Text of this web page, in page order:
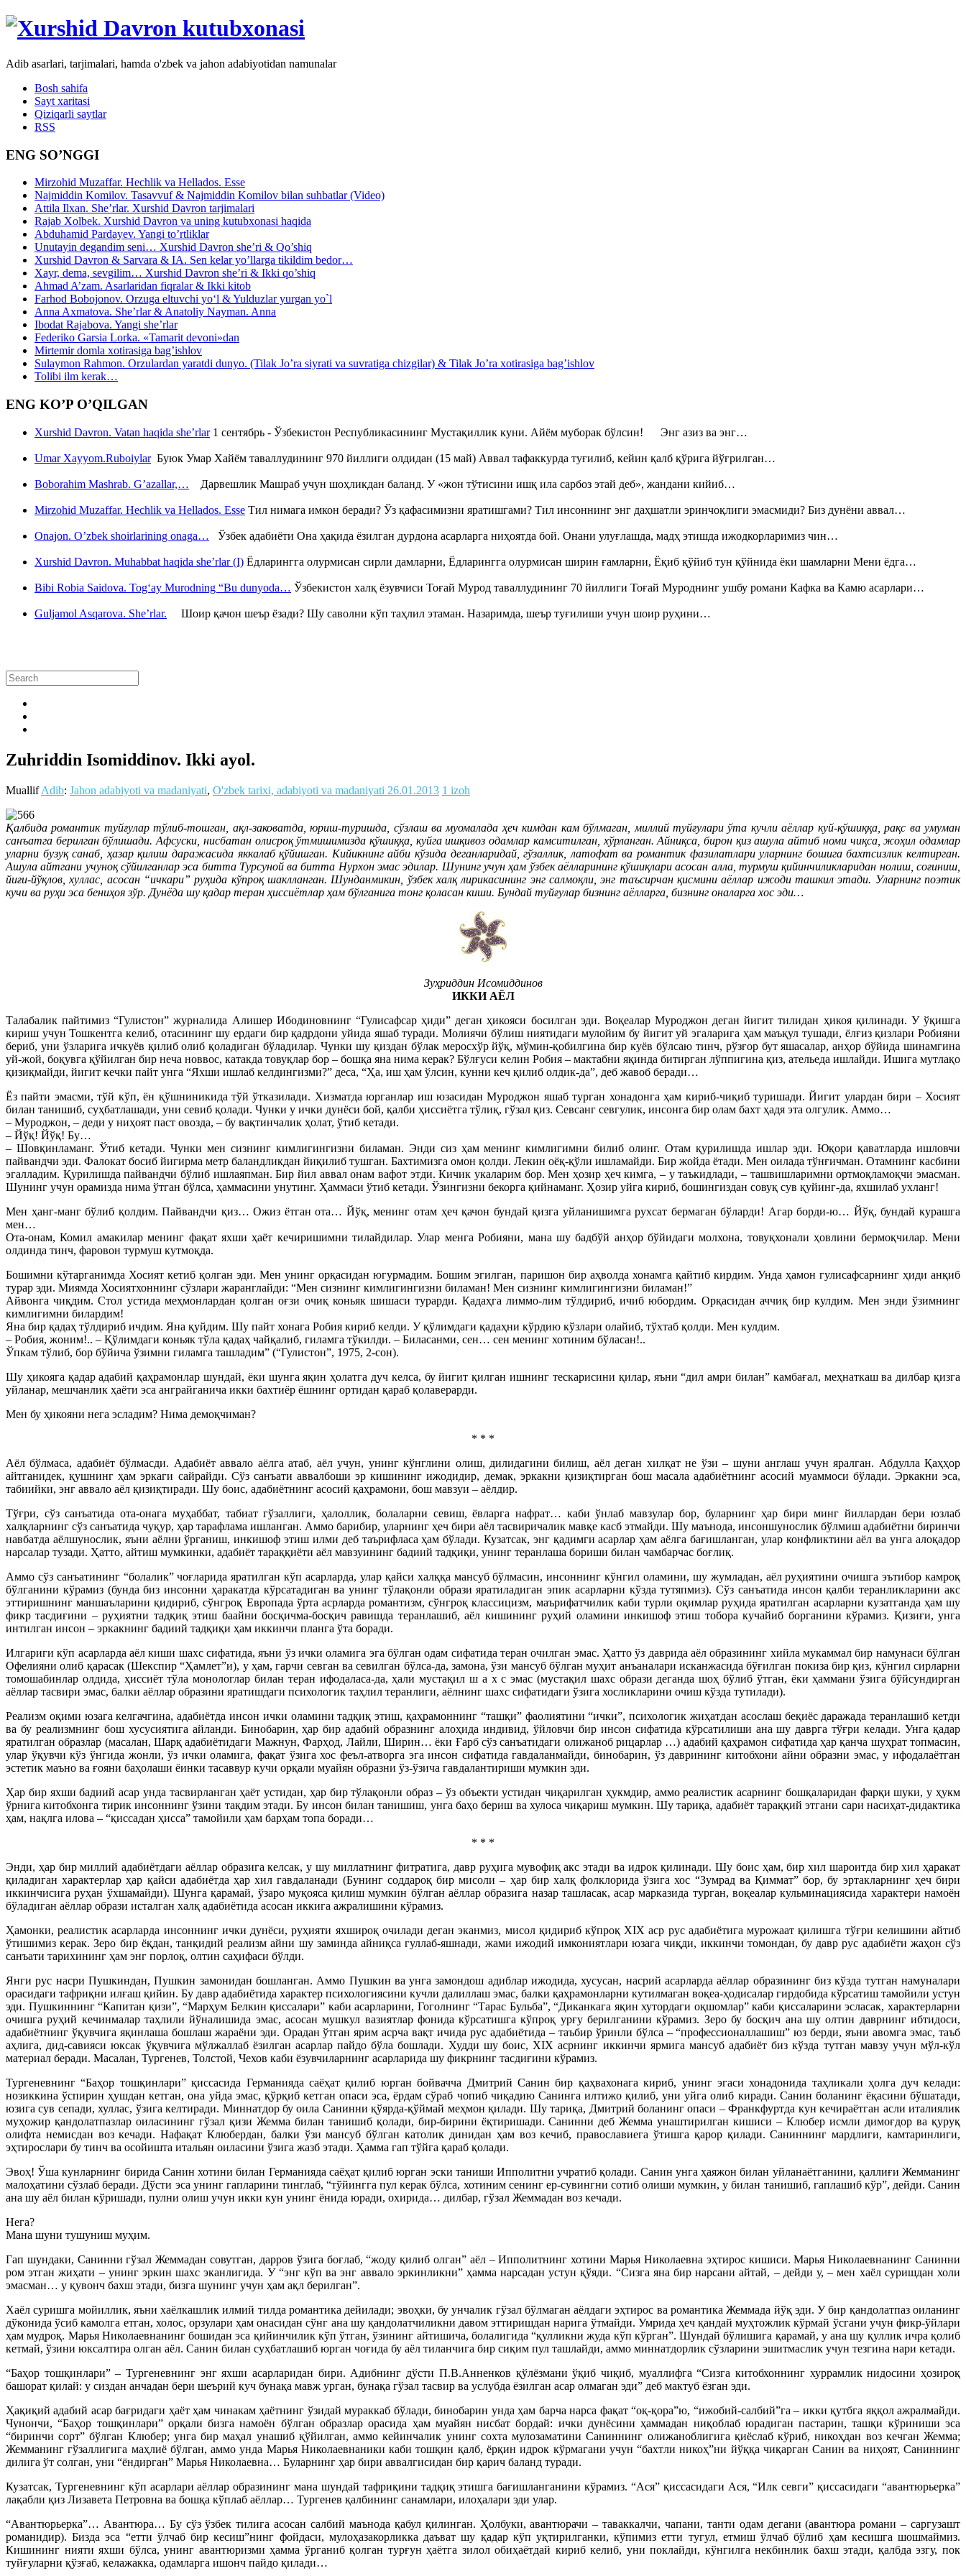
Adib asarlari, tarjimalari, hamda o'zbek va jahon adabiyotidan namunalar
Bosh sahifa
Sayt xaritasi
Qiziqarli saytlar
RSS
ENG SO’NGGI
Mirzohid Muzaffar. Hechlik va Hellados. Esse
Najmiddin Komilov. Tasavvuf & Najmiddin Komilov bilan suhbatlar (Video)
Attila Ilxan. She’rlar. Xurshid Davron tarjimalari
Rajab Xolbek. Xurshid Davron va uning kutubxonasi haqida
Abduhamid Pardayev. Yangi to’rtliklar
Unutayin degandim seni… Xurshid Davron she’ri & Qo’shiq
Xurshid Davron & Sarvara & IA. Sen kelar yo’llarga tikildim bedor…
Xayr, dema, sevgilim… Xurshid Davron she’ri & Ikki qo’shiq
Ahmad A’zam. Asarlaridan fiqralar & Ikki kitob
Farhod Bobojonov. Orzuga eltuvchi yo‘l & Yulduzlar yurgan yo`l
Anna Axmatova. She’rlar & Anatoliy Nayman. Anna
Ibodat Rajabova. Yangi she’rlar
Federiko Garsia Lorka. «Tamarit devoni»dan
Mirtemir domla xotirasiga bag’ishlov
Sulaymon Rahmon. Orzulardan yaratdi dunyo. (Tilak Jo’ra siyrati va suvratiga chizgilar) & Tilak Jo’ra xotirasiga bag’ishlov
Tolibi ilm kerak…
ENG KO’P O’QILGAN
Xurshid Davron. Vatan haqida she’rlar1 сентябрь - Ўзбекистон Республикасининг Мустақиллик куни. Айём муборак бўлсин! Энг азиз ва энг…
Umar Xayyom.RuboiylarБуюк Умар Хайём таваллудининг 970 йиллиги олдидан (15 май) Аввал тафаккурда туғилиб, кейин қалб қўрига йўғрилган…
Boborahim Mashrab. G’azallar,… Дарвешлик Машраб учун шоҳликдан баланд. У «жон тўтисини ишқ ила сарбоз этай деб», жандани кийиб…
Mirzohid Muzaffar. Hechlik va Hellados. Esse Тил нимага имкон беради? Ўз қафасимизни яратишгами? Тил инсоннинг энг даҳшатли эринчоқлиги эмасмиди? Биз дунёни аввал…
Onajon. O’zbek shoirlarining onaga… Ўзбек адабиёти Она ҳақида ёзилган дурдона асарларга ниҳоятда бой. Онани улуғлашда, мадҳ этишда ижодкорларимиз чин…
Xurshid Davron. Muhabbat haqida she’rlar (I) Ёдларингга олурмисан сирли дамларни, Ёдларингга олурмисан ширин ғамларни, Ёқиб қўйиб тун қўйнида ёки шамларни Мени ёдга…
Bibi Robia Saidova. Tog‘ay Murodning “Bu dunyoda… Ўзбекистон халқ ёзувчиси Тоғай Мурод таваллудининг 70 йиллиги Тоғай Муроднинг ушбу романи Кафка ва Камю асарлари…
Guljamol Asqarova. She’rlar. Шоир қачон шеър ёзади? Шу саволни кўп таҳлил этаман. Назаримда, шеър туғилиши учун шоир руҳини…
Zuhriddin Isomiddinov. Ikki ayol.
MuallifAdib: Jahon adabiyoti va madaniyati, O'zbek tarixi, adabiyoti va madaniyati 26.01.2013 1 izoh
Қалбида романтик туйғулар тўлиб-тошган, ақл-заковатда, юриш-туришда, сўзлаш ва муомалада ҳеч кимдан кам бўлмаган, миллий туйғулари ўта кучли аёллар куй-қўшиққа, рақс ва умуман
санъатга берилган бўлишади. Афсуски, нисбатан олисроқ ўтмишимизда қўшиққа, куйга ишқивоз одамлар камситилган, хўрланган. Айниқса, бирон қиз ашула айтиб номи чиқса, жоҳил одамлар
уларни бузуқ санаб, ҳазар қилиш даражасида яккалаб қўйишган. Кийикнинг айби кўзида деганларидай, гўзаллик, латофат ва романтик фазилатлари уларнинг бошига бахтсизлик келтирган.
Ашула айтгани учуноқ сўйилганлар эса битта Турсуной ва битта Нурхон эмас эдилар. Шунинг учун ҳам ўзбек аёлларининг қўшиқлари асосан алла, турмуш қийинчиликларидан нолиш, соғиниш,
йиғи-йўқлов, хуллас, асосан “ичкари” руҳида кўпроқ шаклланган. Шунданмикин, ўзбек халқ лирикасининг энг салмоқли, энг таъсирчан қисмини аёллар ижоди ташкил этади. Уларнинг поэтик
кучи ва руҳи эса бениҳоя зўр. Дунёда шу қадар теран ҳиссиётлар ҳам бўлганига тонг қоласан киши. Бундай туйғулар бизнинг аёлларга, бизнинг оналарга хос эди…
Зуҳриддин Исомиддинов
ИККИ АЁЛ
Талабалик пайтимиз “Гулистон” журналида Алишер Ибодиновнинг “Гулисафсар ҳиди” деган ҳикояси босилган эди. Воқеалар Муроджон деган йигит тилидан ҳикоя қилинади. У ўқишга
кириш учун Тошкентга келиб, отасининг шу ердаги бир қадрдони уйида яшаб туради. Молиячи бўлиш ниятидаги мулойим бу йигит уй эгаларига ҳам маъқул тушади, ёлғиз қизлари Робияни
бериб, уни ўзларига ичкуёв қилиб олиб қоладиган бўладилар. Чунки шу қиздан бўлак меросхўр йўқ, мўмин-қобилгина бир куёв бўлсаю тинч, рўзғор бут яшасалар, анҳор бўйида шинамгина
уй-жой, боқувга қўйилган бир неча новвос, катакда товуқлар бор – бошқа яна нима керак? Бўлғуси келин Робия – мактабни яқинда битирган лўппигина қиз, ательеда ишлайди. Ишига мутлақо
қизиқмайди, йигит кечки пайт унга “Яхши ишлаб келдингизми?” деса, “Ҳа, иш ҳам ўлсин, кунни кеч қилиб олдик-да”, деб жавоб беради…
Ёз пайти эмасми, тўй кўп, ён қўшниникида тўй ўтказилади. Хизматда юрганлар иш юзасидан Муроджон яшаб турган хонадонга ҳам кириб-чиқиб туришади. Йигит улардан бири – Хосият
билан танишиб, суҳбатлашади, уни севиб қолади. Чунки у ички дунёси бой, қалби ҳиссиётга тўлиқ, гўзал қиз. Севсанг севгулик, инсонга бир олам бахт ҳадя эта олгулик. Аммо…
– Муроджон, – деди у ниҳоят паст овозда, – бу вақтинчалик ҳолат, ўтиб кетади.
– Йўқ! Йўқ! Бу…
– Шовқинламанг. Ўтиб кетади. Чунки мен сизнинг кимлигингизни биламан. Энди сиз ҳам менинг кимлигимни билиб олинг. Отам қурилишда ишлар эди. Юқори қаватларда ишловчи
пайвандчи эди. Фалокат босиб йигирма метр баландликдан йиқилиб тушган. Бахтимизга омон қолди. Лекин оёқ-қўли ишламайди. Бир жойда ётади. Мен оилада тўнғичман. Отамнинг касбини
эгалладим. Қурилишда пайвандчи бўлиб ишлаяпман. Бир йил аввал онам вафот этди. Кичик укаларим бор. Мен ҳозир ҳеч кимга, – у таъкидлади, – ташвишларимни ортмоқламоқчи эмасман.
Шунинг учун орамизда нима ўтган бўлса, ҳаммасини унутинг. Ҳаммаси ўтиб кетади. Ўзингизни бекорга қийнаманг. Ҳозир уйга кириб, бошингиздан совуқ сув қуйинг-да, яхшилаб ухланг!
Мен ҳанг-манг бўлиб қолдим. Пайвандчи қиз… Ожиз ётган ота… Йўқ, менинг отам ҳеч қачон бундай қизга уйланишимга рухсат бермаган бўларди! Агар борди-ю… Йўқ, бундай курашга
мен…
Ота-онам, Комил амакилар менинг фақат яхши ҳаёт кечиришимни тилайдилар. Улар менга Робияни, мана шу бадбўй анҳор бўйидаги молхона, товуқхонали ҳовлини бермоқчилар. Мени
олдинда тинч, фаровон турмуш кутмоқда.
Бошимни кўтарганимда Хосият кетиб қолган эди. Мен унинг орқасидан югурмадим. Бошим эгилган, паришон бир аҳволда хонамга қайтиб кирдим. Унда ҳамон гулисафсарнинг ҳиди анқиб
турар эди. Миямда Хосиятхоннинг сўзлари жаранглайди: “Мен сизнинг кимлигингизни биламан! Мен сизнинг кимлигингизни биламан!”
Айвонга чиқдим. Стол устида меҳмонлардан қолган оғзи очиқ коньяк шишаси турарди. Қадаҳга лиммо-лим тўлдириб, ичиб юбордим. Орқасидан аччиқ бир кулдим. Мен энди ўзимнинг
кимлигимни билардим!
Яна бир қадаҳ тўлдириб ичдим. Яна қуйдим. Шу пайт хонага Робия кириб келди. У қўлимдаги қадаҳни кўрдию кўзлари олайиб, тўхтаб қолди. Мен кулдим.
– Робия, жоним!.. – Қўлимдаги коньяк тўла қадаҳ чайқалиб, гиламга тўкилди. – Биласанми, сен… сен менинг хотиним бўласан!..
Ўпкам тўлиб, бор бўйича ўзимни гиламга ташладим” (“Гулистон”, 1975, 2-сон).
Шу ҳикояга қадар адабий қаҳрамонлар шундай, ёки шунга яқин ҳолатга дуч келса, бу йигит қилган ишнинг тескарисини қилар, яъни “дил амри билан” камбағал, меҳнаткаш ва дилбар қизга
уйланар, мешчанлик ҳаёти эса анграйганича икки бахтиёр ёшнинг ортидан қараб қолаверарди.
Мен бу ҳикояни нега эсладим? Нима демоқчиман?
* * *
Аёл бўлмаса, адабиёт бўлмасди. Адабиёт аввало аёлга атаб, аёл учун, унинг кўнглини олиш, дилидагини билиш, аёл деган хилқат не ўзи – шуни англаш учун яралган. Абдулла Қаҳҳор
айтганидек, қушнинг ҳам эркаги сайрайди. Сўз санъати аввалбоши эр кишининг ижодидир, демак, эркакни қизиқтирган бош масала адабиётнинг асосий муаммоси бўлади. Эркакни эса,
табиийки, энг аввало аёл қизиқтиради. Шу боис, адабиётнинг асосий қаҳрамони, бош мавзуи – аёлдир.
Тўғри, сўз санъатида ота-онага муҳаббат, табиат гўзаллиги, ҳалоллик, болаларни севиш, ёвларга нафрат… каби ўнлаб мавзулар бор, буларнинг ҳар бири минг йиллардан бери юзлаб
халқларнинг сўз санъатида чуқур, ҳар тарафлама ишланган. Аммо барибир, уларнинг ҳеч бири аёл тасвиричалик мавқе касб этмайди. Шу маънода, инсоншунослик бўлмиш адабиётни биринчи
навбатда аёлшунослик, яъни аёлни ўрганиш, инкишоф этиш илми деб таърифласа ҳам бўлади. Кузатсак, энг қадимги асарлар ҳам аёлга бағишланган, улар конфликтини аёл ва унга алоқадор
нарсалар тузади. Ҳатто, айтиш мумкинки, адабиёт тараққиёти аёл мавзуининг бадиий тадқиқи, унинг теранлаша бориши билан чамбарчас боғлиқ.
Аммо сўз санъатининг “болалик” чоғларида яратилган кўп асарларда, улар қайси халққа мансуб бўлмасин, инсоннинг кўнгил оламини, шу жумладан, аёл руҳиятини очишга эътибор камроқ
бўлганини кўрамиз (бунда биз инсонни ҳаракатда кўрсатадиган ва унинг тўлақонли образи яратиладиган эпик асарларни кўзда тутяпмиз). Сўз санъатида инсон қалби теранликларини акс
эттиришнинг маншаъларини қидириб, сўнгроқ Европада ўрта асрларда романтизм, сўнгроқ классицизм, маърифатчилик каби турли оқимлар руҳида яратилган асарларни кузатганда ҳам шу
фикр тасдиғини – руҳиятни тадқиқ этиш баайни босқичма-босқич равишда теранлашиб, аёл кишининг руҳий оламини инкишоф этиш тобора кучайиб борганини кўрамиз. Қизиғи, унга
интилган инсон – эркакнинг бадиий тадқиқи ҳам иккинчи планга ўта боради.
Илгариги кўп асарларда аёл киши шахс сифатида, яъни ўз ички оламига эга бўлган одам сифатида теран очилган эмас. Ҳатто ўз даврида аёл образининг хийла мукаммал бир намунаси бўлган
Офелияни олиб қарасак (Шекспир “Ҳамлет”и), у ҳам, гарчи севган ва севилган бўлса-да, замона, ўзи мансуб бўлган муҳит анъаналари исканжасида бўғилган покиза бир қиз, кўнгил сирларни
томошабинлар олдида, ҳиссиёт тўла монологлар билан теран ифодаласа-да, ҳали мустақил ш а х с эмас (мустақил шахс образи деганда шоҳ бўлиб ўтган, ёки ҳаммани ўзига бўйсундирган
аёллар тасвири эмас, балки аёллар образини яратишдаги психологик таҳлил теранлиги, аёлнинг шахс сифатидаги ўзига хосликларини очиш кўзда тутилади).
Реализм оқими юзага келгачгина, адабиётда инсон ички оламини тадқиқ этиш, қаҳрамоннинг “ташқи” фаолиятини “ички”, психологик жиҳатдан асослаш беқиёс даражада теранлашиб кетди
ва бу реализмнинг бош хусусиятига айланди. Бинобарин, ҳар бир адабий образнинг алоҳида индивид, ўйловчи бир инсон сифатида кўрсатилиши ана шу даврга тўғри келади. Унга қадар
яратилган образлар (масалан, Шарқ адабиётидаги Мажнун, Фарҳод, Лайли, Ширин… ёки Ғарб сўз санъатидаги олижаноб рицарлар …) адабий қаҳрамон сифатида ҳар қанча шуҳрат топмасин,
улар ўқувчи кўз ўнгида жонли, ўз ички оламига, фақат ўзига хос феъл-атворга эга инсон сифатида гавдаланмайди, бинобарин, ўз даврининг китобхони айни образни эмас, у ифодалаётган
эстетик маъно ва ғояни баҳолаши ёинки тасаввур кучи орқали муайян образни ўз-ўзича гавдалантириши мумкин эди.
Ҳар бир яхши бадиий асар унда тасвирланган ҳаёт устидан, ҳар бир тўлақонли образ – ўз объекти устидан чиқарилган ҳукмдир, аммо реалистик асарнинг бошқаларидан фарқи шуки, у ҳукм
ўрнига китобхонга тирик инсоннинг ўзини тақдим этади. Бу инсон билан танишиш, унга баҳо бериш ва хулоса чиқариш мумкин. Шу тариқа, адабиёт тараққий этгани сари насиҳат-дидактика
ҳам, нақлга илова – “қиссадан ҳисса” тамойили ҳам барҳам топа боради…
* * *
Энди, ҳар бир миллий адабиётдаги аёллар образига келсак, у шу миллатнинг фитратига, давр руҳига мувофиқ акс этади ва идрок қилинади. Шу боис ҳам, бир хил шароитда бир хил ҳаракат
қиладиган характерлар ҳар қайси адабиётда ҳар хил гавдаланади (Бунинг соддароқ бир мисоли – ҳар бир халқ фолклорида ўзига хос “Зумрад ва Қиммат” бор, бу эртакларнинг ҳеч бири
иккинчисига руҳан ўхшамайди). Шунга қарамай, ўзаро муқояса қилиш мумкин бўлган аёллар образига назар ташласак, асар марказида турган, воқеалар кульминациясида характери намоён
бўладиган аёллар образи исталган халқ адабиётида асосан иккига ажралишини кўрамиз.
Ҳамонки, реалистик асарларда инсоннинг ички дунёси, руҳияти яхшироқ очилади деган эканмиз, мисол қидириб кўпроқ XIX аср рус адабиётига мурожаат қилишга тўғри келишини айтиб
ўтишимиз керак. Зеро бир ёқдан, танқидий реализм айни шу заминда айниқса гуллаб-яшнади, жами ижодий имкониятлари юзага чиқди, иккинчи томондан, бу давр рус адабиёти жаҳон сўз
санъати тарихининг ҳам энг порлоқ, олтин саҳифаси бўлди.
Янги рус насри Пушкиндан, Пушкин замонидан бошланган. Аммо Пушкин ва унга замондош адиблар ижодида, хусусан, насрий асарларда аёллар образининг биз кўзда тутган намуналари
орасидаги тафриқни илғаш қийин. Бу давр адабиётида характер психологиясини кучли далиллаш эмас, балки қаҳрамонларни кутилмаган воқеа-ҳодисалар гирдобида кўрсатиш тамойили устун
эди. Пушкиннинг “Капитан қизи”, “Марҳум Белкин қиссалари” каби асарларини, Гоголнинг “Тарас Бульба”, “Диканкага яқин хутордаги оқшомлар” каби қиссаларини эсласак, характерларни
очишга руҳий кечинмалар таҳлили йўналишида эмас, асосан мушкул вазиятлар фонида кўрсатишга кўпроқ урғу берилганини кўрамиз. Зеро бу босқич ана шу олтин даврнинг ибтидоси,
адабиётнинг ўқувчига яқинлаша бошлаш жараёни эди. Орадан ўтган ярим асрча вақт ичида рус адабиётида – таъбир ўринли бўлса – “профессионаллашиш” юз берди, яъни авомга эмас, таъб
аҳлига, дид-савияси юксак ўқувчига мўлжаллаб ёзилган асарлар пайдо бўла бошлади. Худди шу боис, XIX acpнинг иккинчи ярмига мансуб адабиёт биз кўзда тутган мавзу учун мўл-кўл
материал беради. Масалан, Тургенев, Толстой, Чехов каби ёзувчиларнинг асарларида шу фикрнинг тасдиғини кўрамиз.
Тургеневнинг “Баҳор тошқинлари” қиссасида Германияда саёҳат қилиб юрган бойвачча Дмитрий Санин бир қаҳвахонага кириб, унинг эгаси хонадонида таҳликали ҳолга дуч келади:
нозиккина ўспирин ҳушдан кетган, она уйда эмас, қўрқиб кетган опаси эса, ёрдам сўраб чопиб чиқадию Санинга илтижо қилиб, уни уйга олиб киради. Санин боланинг ёқасини бўшатади,
юзига сув сепади, хуллас, ўзига келтиради. Миннатдор бу оила Санинни қўярда-қўймай меҳмон қилади. Шу тариқа, Дмитрий боланинг опаси – Франкфуртда кун кечираётган асли италиялик
муҳожир қандолатпазлар оиласининг гўзал қизи Жемма билан танишиб қолади, бир-бирини ёқтиришади. Санинни деб Жемма унаштирилган кишиси – Клюбер исмли димоғдор ва қуруқ
олифта немисдан воз кечади. Нафақат Клюбердан, балки ўзи мансуб бўлган католик динидан ҳам воз кечиб, православиега ўтишга қарор қилади. Саниннинг мардлиги, камтаринлиги,
эҳтирослари бу тинч ва осойишта итальян оиласини ўзига жазб этади. Ҳамма гап тўйга қараб қолади.
Эвоҳ! Ўша кунларнинг бирида Санин хотини билан Германияда саёҳат қилиб юрган эски таниши Ипполитни учратиб қолади. Санин унга ҳаяжон билан уйланаётганини, қаллиғи Жемманинг
малоҳатини сўзлаб беради. Дўсти эса унинг гапларини тинглаб, “тўйингга пул керак бўлса, хотиним сенинг ер-сувингни сотиб олиши мумкин, у билан танишиб, гаплашиб кўр”, дейди. Санин
ана шу аёл билан кўришади, пулни олиш учун икки кун унинг ёнида юради, охирида… дилбар, гўзал Жеммадан воз кечади.
Нега?
Мана шуни тушуниш муҳим.
Гап шундаки, Санинни гўзал Жеммадан совутган, дарров ўзига боғлаб, “жоду қилиб олган” аёл – Ипполитнинг хотини Марья Николаевна эҳтирос кишиси. Марья Николаевнанинг Санинни
ром этган жиҳати – унинг эркин шахс эканлигида. У “энг кўп ва энг аввало эркинликни” ҳамма нарсадан устун қўяди. “Сизга яна бир нарсани айтай, – дейди у, – мен хаёл суришдан холи
эмасман… у қувонч бахш этади, бизга шунинг учун ҳам ақл берилган”.
Хаёл суришга мойиллик, яъни хаёлкашлик илмий тилда романтика дейилади; эвоҳки, бу унчалик гўзал бўлмаган аёлдаги эҳтирос ва романтика Жеммада йўқ эди. У бир қандолатпаз оиланинг
дўконида ўсиб камолга етган, холос, орзулари ҳам онасидан сўнг ана шу қандолатчиликни давом эттиришдан нарига ўтмайди. Умрида ҳеч қандай муҳтожлик кўрмай ўсгани учун фикр-ўйлари
ҳам мудроқ. Марья Николаевнанинг бошидан эса қийинчилик кўп ўтган, ўзининг айтишича, болалигида “қулликни жуда кўп кўрган”. Шундай бўлишига қарамай, у ана шу қуллик ичра қолиб
кетмай, ўзини юксалтира олган аёл. Санин билан суҳбатлашиб юрган чоғида бу аёл тиланчига бир сиқим пул ташлайди, аммо миннатдорлик сўзларини эшитмаслик учун тезгина нари кетади.
“Баҳор тошқинлари” – Тургеневнинг энг яхши асарларидан бири. Адибнинг дўсти П.В.Анненков қўлёзмани ўқиб чиқиб, муаллифга “Сизга китобхоннинг хуррамлик нидосини ҳозироқ
башорат қилай: у сиздан анчадан бери шеърий куч бунақа мавж урган, бунақа гўзал тасвир ва услубда ёзилган асар олмаган эди” деб мактуб ёзган эди.
Ҳақиқий адабий асар бағридаги ҳаёт ҳам чинакам ҳаётнинг ўзидай мураккаб бўлади, бинобарин унда ҳам барча нарса фақат “оқ-қора”ю, “ижобий-салбий”га – икки қутбга яққол ажралмайди.
Чунончи, “Баҳор тошқинлари” орқали бизга намоён бўлган образлар орасида ҳам муайян нисбат бордай: ички дунёсини ҳаммадан ниқоблаб юрадиган пастарин, ташқи кўриниши эса
“биринчи сорт” бўлган Клюбер; унга бир маҳал унашиб қўйилган, аммо кейинчалик унинг сохта мулозаматини Саниннинг олижаноблигига қиёслаб кўриб, никоҳдан воз кечган Жемма;
Жемманинг гўзаллигига маҳлиё бўлган, аммо унда Марья Николаевнаники каби тошқин қалб, ёрқин идрок кўрмагани учун “бахтли никоҳ”ни йўққа чиқарган Санин ва ниҳоят, Саниннинг
дилига ўт солган, уни “ёндирган” Марья Николаевна… Буларнинг ҳар бири аввалгисидан бир қарич баланд туради.
Кузатсак, Тургеневнинг кўп асарлари аёллар образининг мана шундай тафриқини тадқиқ этишга бағишланганини кўрамиз. “Ася” қиссасидаги Ася, “Илк севги” қиссасидаги “авантюрьерка”
лақабли қиз Лизавета Петровна ва бошқа кўплаб аёллар… Тургенев қалбининг санамлари, илоҳалари эди улар.
“Авантюрьерка”… Авантюра… Бу сўз ўзбек тилига асосан салбий маънода қабул қилинган. Ҳолбуки, авантюрачи – таваккалчи, чапани, танти одам дегани (авантюра романи – саргузашт
романидир). Бизда эса “етти ўлчаб бир кесиш”нинг фойдаси, мулоҳазакорликка даъват шу қадар кўп уқтирилганки, кўпимиз етти тугул, етмиш ўлчаб бўлиб ҳам кесишга шошмаймиз.
Кишининг нияти яхши бўлса, унинг авантюризми ҳамма ўрганиб қолган турғун ҳаётга зилол обиҳаётдай кириб келиб, уни поклайди, кўнгилга некбинлик бахш этади, қалбда эзгу, пок
туйғуларни қўзғаб, келажакка, одамларга ишонч пайдо қилади…